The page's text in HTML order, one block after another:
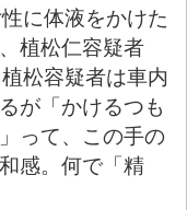
に体液をかけた
植松仁容疑者
松容疑者は車内
が「かけるつも
って、この手の
感。何で「精